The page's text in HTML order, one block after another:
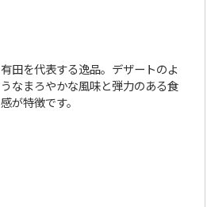
有田を代表する逸品。デザートのよ
うなまろやかな風味と弾力のある食
感が特徴です。